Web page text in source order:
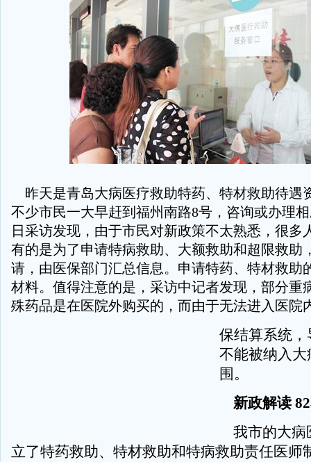
昨天是青岛大病医疗救助特药、特材救助待遇
不少市民一大早赶到福州南路8号，咨询或办理
日采访发现，由于市民对新政策不太熟悉，很多
有的是为了申请特病救助、大额救助和超限救助
请，由医保部门汇总信息。申请特药、特材救助
材料。值得注意的是，采访中记者发现，部分重
殊药品是在医院外购买的，而由于无法进入医院
保结算系统
不能被纳入
围。
新政解读
我市的大病
立了特药救助、特材救助和特病救助责任医师